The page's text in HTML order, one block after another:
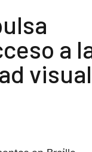
a
visual